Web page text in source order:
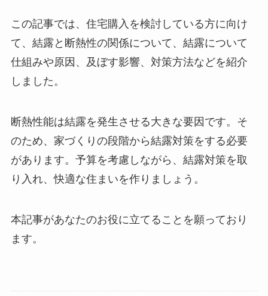
この記事では、住宅購入を検討している方に向け
て、結露と断熱性の関係について、結露について
仕組みや原因、及ぼす影響、対策方法などを紹介
しました。
断熱性能は結露を発生させる大きな要因です。そ
のため、家づくりの段階から結露対策をする必要
があります。予算を考慮しながら、結露対策を取
り入れ、快適な住まいを作りましょう。
本記事があなたのお役に立てることを願っており
ます。